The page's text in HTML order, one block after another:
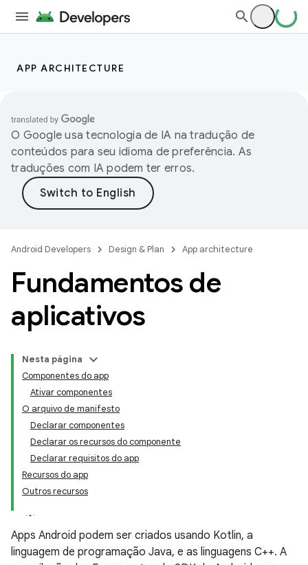
APP ARCHITECTURE
O Google usa tecnologia de IA na tradução de
conteúdos para seu idioma de preferência. As
traduções com IA podem ter erros.
Android Developers Design & Plan App architecture
Fundamentos de
aplicativos
Nesta página
Componentes do app
Ativar componentes
O arquivo de manifesto
Declarar componentes
Declarar os recursos do componente
Declarar requisitos do app
Recursos do app
Outros recursos
Apps Android podem ser criados usando Kotlin, a
linguagem de programação Java, e as linguagens C++. A